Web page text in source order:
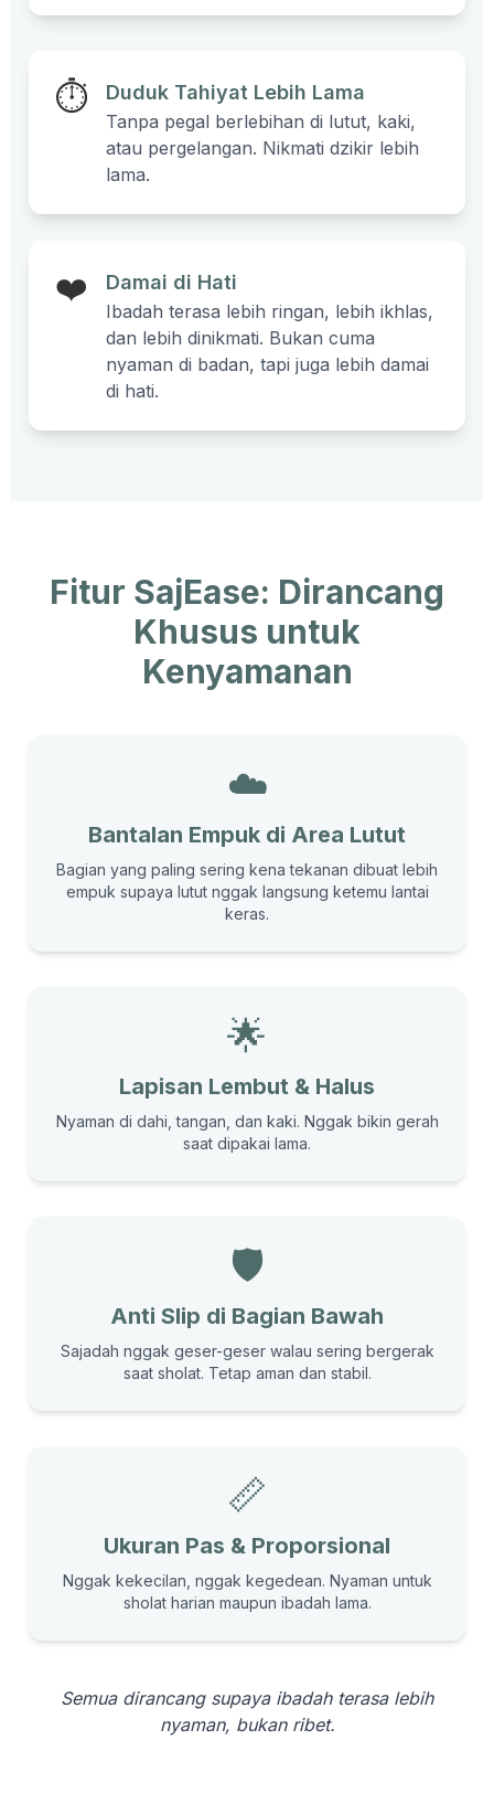
⏱️ Duduk Tahiyat Lebih Lama
Tanpa pegal berlebihan di lutut, kaki,
atau pergelangan. Nikmati dzikir lebih
lama.
❤️ Damai di Hati
Ibadah terasa lebih ringan, lebih ikhlas,
dan lebih dinikmati. Bukan cuma
nyaman di badan, tapi juga lebih damai
di hati.
Fitur SajEase: Dirancang
Khusus untuk
Kenyamanan
☁️
Bantalan Empuk di Area Lutut
Bagian yang paling sering kena tekanan dibuat lebih
empuk supaya lutut nggak langsung ketemu lantai
keras.
🌟
Lapisan Lembut & Halus
Nyaman di dahi, tangan, dan kaki. Nggak bikin gerah
saat dipakai lama.
🛡️
Anti Slip di Bagian Bawah
Sajadah nggak geser-geser walau sering bergerak
saat sholat. Tetap aman dan stabil.
📏
Ukuran Pas & Proporsional
Nggak kekecilan, nggak kegedean. Nyaman untuk
sholat harian maupun ibadah lama.
Semua dirancang supaya ibadah terasa lebih
nyaman, bukan ribet.